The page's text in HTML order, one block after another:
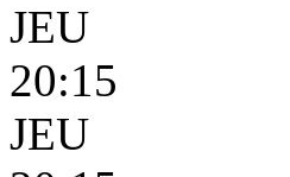
JEU
20:15
JEU